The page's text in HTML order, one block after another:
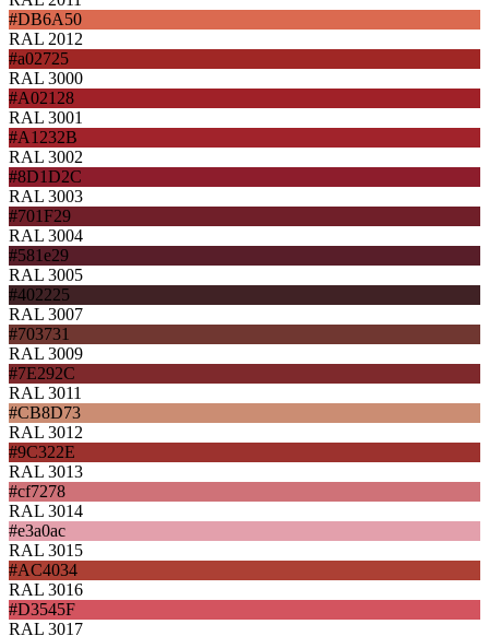
#DB6A50
RAL 2012
#a02725
RAL 3000
#A02128
RAL 3001
#A1232B
RAL 3002
#8D1D2C
RAL 3003
#701F29
RAL 3004
#581e29
RAL 3005
#402225
RAL 3007
#703731
RAL 3009
#7E292C
RAL 3011
#CB8D73
RAL 3012
#9C322E
RAL 3013
#cf7278
RAL 3014
#e3a0ac
RAL 3015
#AC4034
RAL 3016
#D3545F
RAL 3017